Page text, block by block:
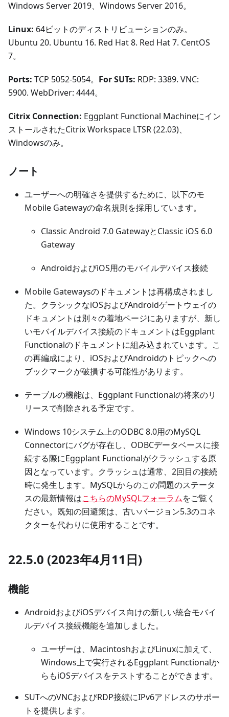
Windows Server 2019、Windows Server 2016。
Linux: 64ビットのディストリビューションのみ。
Ubuntu 20. Ubuntu 16. Red Hat 8. Red Hat 7. CentOS
7。
Ports: TCP 5052-5054。 For SUTs: RDP: 3389. VNC:
5900. WebDriver: 4444。
Citrix Connection: Eggplant Functional Machineにイン
ストールされたCitrix Workspace LTSR (22.03)、
Windowsのみ。
ノート
ユーザーへの明確さを提供するために、以下のモ
Mobile Gatewayの命名規則を採用しています。
Classic Android 7.0 GatewayとClassic iOS 6.0
Gateway
AndroidおよびiOS用のモバイルデバイス接続
Mobile Gatewaysのドキュメントは再構成されまし
た。クラシックなiOSおよびAndroidゲートウェイの
ドキュメントは別々の着地ページにありますが、新し
いモバイルデバイス接続のドキュメントはEggplant
Functionalのドキュメントに組み込まれています。こ
の再編成により、iOSおよびAndroidのトピックへの
ブックマークが破損する可能性があります。
テーブルの機能は、Eggplant Functionalの将来のリ
リースで削除される予定です。
Windows 10システム上のODBC 8.0用のMySQL
Connectorにバグが存在し、ODBCデータベースに接
続する際にEggplant Functionalがクラッシュする原
因となっています。クラッシュは通常、2回目の接続
時に発生します。MySQLからのこの問題のステータ
スの最新情報はこちらのMySQLフォーラムをご覧く
ださい。既知の回避策は、古いバージョン5.3のコネ
クターを代わりに使用することです。
22.5.0 (2023年4月11日)
機能
AndroidおよびiOSデバイス向けの新しい統合モバイ
ルデバイス接続機能を追加しました。
ユーザーは、MacintoshおよびLinuxに加えて、
Windows上で実行されるEggplant Functionalか
らもiOSデバイスをテストすることができます。
SUTへのVNCおよびRDP接続にIPv6アドレスのサポー
トを提供します。